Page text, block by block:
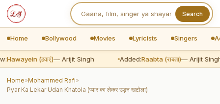
Search
Home Bollywood Movies Lyricists Singers
Hawayein (हवाएं)— Arijit Singh Added:Raabta (राबता)— Arijit Singh
Home»Mohammed Rafi»
Pyar Ka Lekar Udan Khatola (प्यार का लेकर उड़न खटोला)